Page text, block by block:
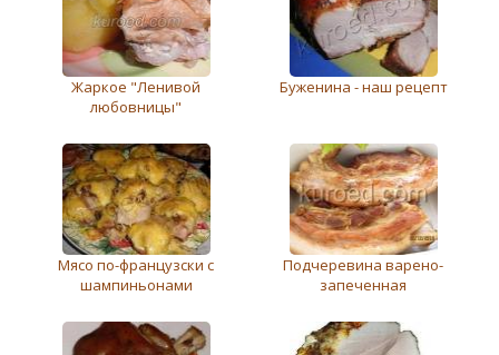
Жаркое "Ленивой
любовницы"
Буженина - наш рецепт
Мясо по-французски с
шампиньонами
Подчеревина варено-
запеченная